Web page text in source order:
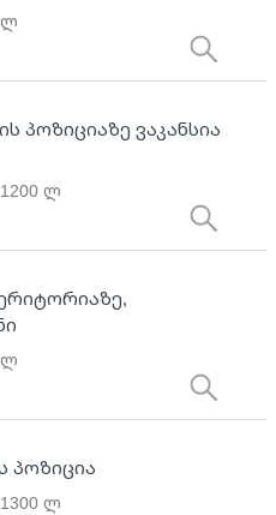
პოზიციაზე ვაკანსია
ლ
პოზიცია
ლ